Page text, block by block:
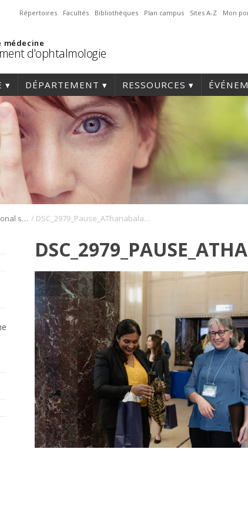
Répertoires Facultés Bibliothèques Plan campus Sites A-Z Mon
médecine
d'ophtalmologie
DÉPARTEMENT RESSOURCES
Symposium international sur l’angiogenèse rétinienne et choroïdienne / DSC_2979_Pause_AThanabalasuriar_ABlais_Symposium_Angio_2022